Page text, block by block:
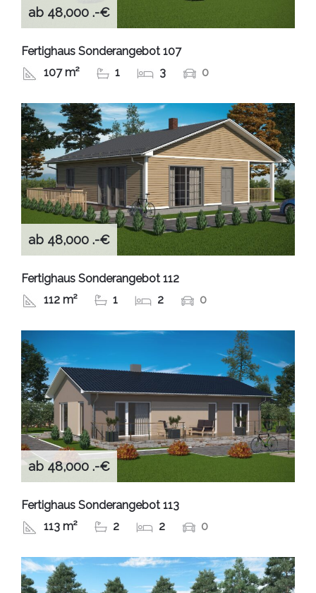
ab 48,000 .-€
Fertighaus Sonderangebot 107
107 m²
1 3 0
ab 48,000 .-€
Fertighaus Sonderangebot 112
112 m²
1 2 0
ab 48,000 .-€
Fertighaus Sonderangebot 113
113 m²
2 2 0